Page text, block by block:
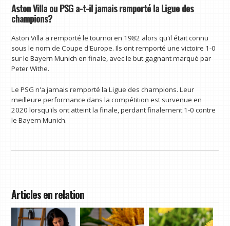
Aston Villa ou PSG a-t-il jamais remporté la Ligue des
champions?
Aston Villa a remporté le tournoi en 1982 alors qu'il était connu
sous le nom de Coupe d'Europe. Ils ont remporté une victoire 1-0
sur le Bayern Munich en finale, avec le but gagnant marqué par
Peter Withe.
Le PSG n'a jamais remporté la Ligue des champions. Leur
meilleure performance dans la compétition est survenue en
2020 lorsqu'ils ont atteint la finale, perdant finalement 1-0 contre
le Bayern Munich.
Articles en relation